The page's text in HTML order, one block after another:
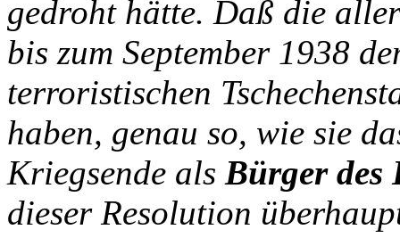
gedroht hätte. Daß die
bis zum September 1938
terroristischen
haben, genau so, wie sie
Kriegsende als Bürger des
dieser Resolution